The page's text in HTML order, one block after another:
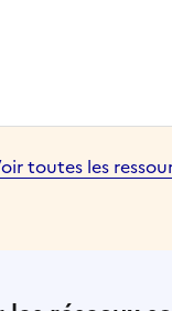
toutes les